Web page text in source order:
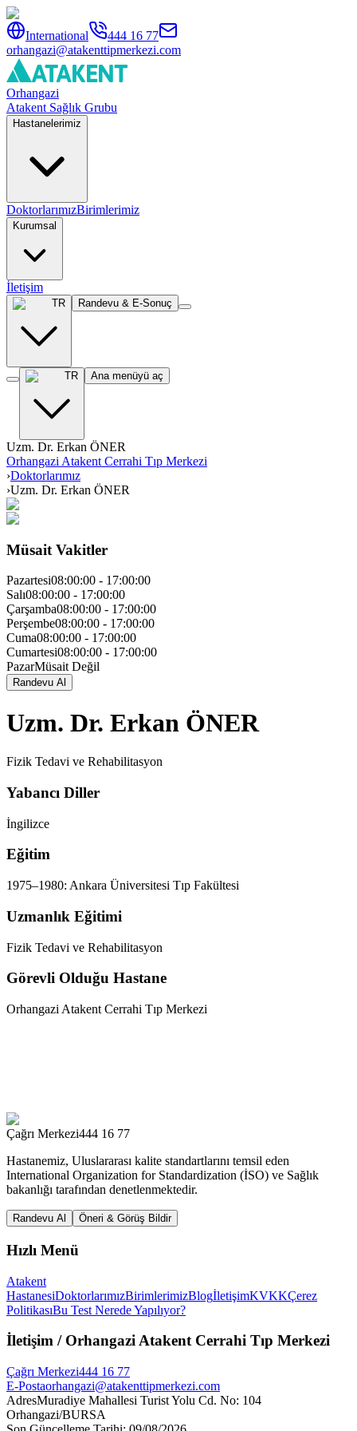
International
444 16 77
orhangazi@atakenttipmerkezi.com
Orhangazi
Atakent Sağlık Grubu
Hastanelerimiz
DoktorlarımızBirimlerimiz
Kurumsal
İletişim
TR Randevu & E-Sonuç
TR Ana menüyü aç
Uzm. Dr. Erkan ÖNER
Orhangazi Atakent Cerrahi Tıp Merkezi
›Doktorlarımız
›Uzm. Dr. Erkan ÖNER
Müsait Vakitler
Pazartesi08:00:00 - 17:00:00
Salı08:00:00 - 17:00:00
Çarşamba08:00:00 - 17:00:00
Perşembe08:00:00 - 17:00:00
Cuma08:00:00 - 17:00:00
Cumartesi08:00:00 - 17:00:00
PazarMüsait Değil
Randevu Al
Uzm. Dr. Erkan ÖNER
Fizik Tedavi ve Rehabilitasyon
Yabancı Diller
İngilizce
Eğitim
1975–1980: Ankara Üniversitesi Tıp Fakültesi
Uzmanlık Eğitimi
Fizik Tedavi ve Rehabilitasyon
Görevli Olduğu Hastane
Orhangazi Atakent Cerrahi Tıp Merkezi
Çağrı Merkezi444 16 77
Hastanemiz, Uluslararası kalite standartlarını temsil eden
International Organization for Standardization (İSO) ve Sağlık
bakanlığı tarafından denetlenmektedir.
Randevu Al Öneri & Görüş Bildir
Hızlı Menü
Atakent
HastanesiDoktorlarımızBirimlerimizBlogİletişimKVKKÇerez
PolitikasıBu Test Nerede Yapılıyor?
İletişim / Orhangazi Atakent Cerrahi Tıp Merkezi
Çağrı Merkezi444 16 77
E-Postaorhangazi@atakenttipmerkezi.com
AdresMuradiye Mahallesi Turist Yolu Cd. No: 104
Orhangazi/BURSA